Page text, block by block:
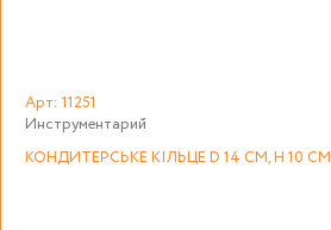
Арт: 11251
Инструментарий
КОНДИТЕРСЬКЕ КІЛЬЦЕ D 14 СМ, H 10 СМ